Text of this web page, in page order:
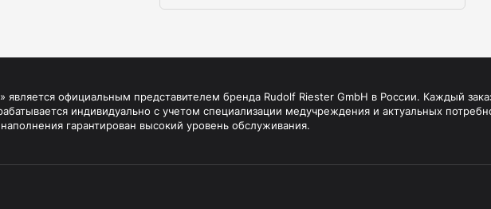
официальным представителем бренда Rudolf Riester GmbH в России. Каждый
индивидуально с учетом специализации медучреждения и актуальных
гарантирован высокий уровень обслуживания.